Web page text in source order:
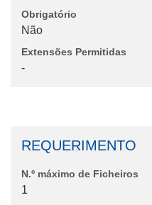
Obrigatório
Não
Extensões Permitidas
-
REQUERIMENTO
N.º máximo de Ficheiros
1